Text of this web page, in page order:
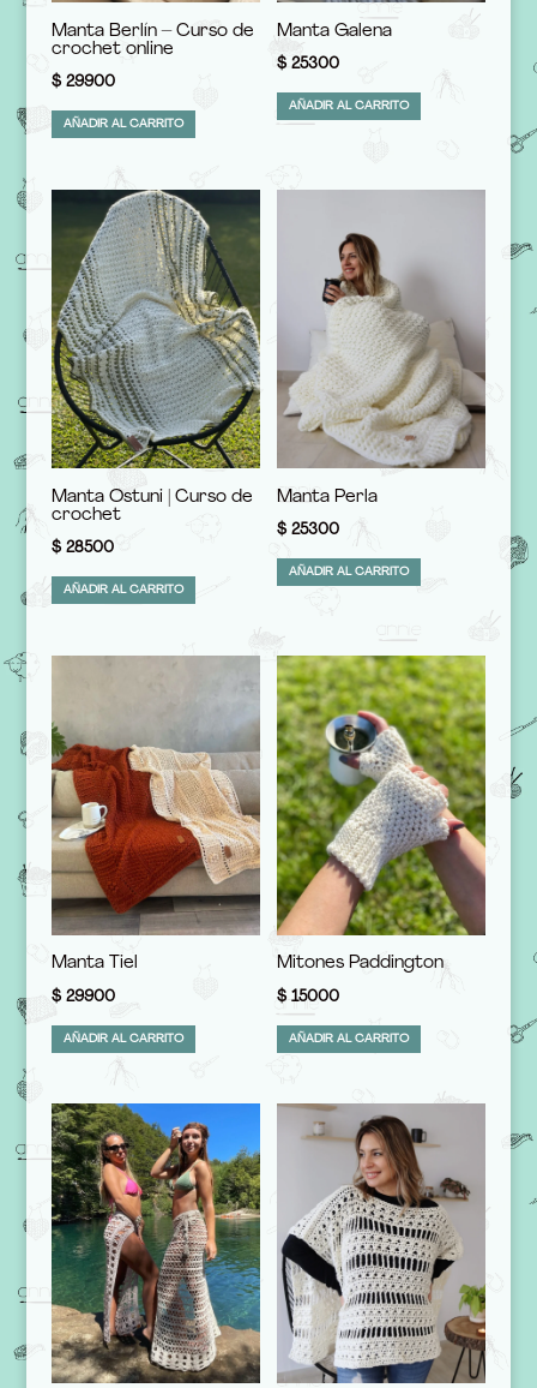
Manta Berlín – Curso de
crochet online
$29900
AÑADIR AL CARRITO
Manta Galena
$ 25300
AÑADIR AL CARRITO
Manta Ostuni | Curso de
crochet
$28500
AÑADIR AL CARRITO
Manta Perla
$ 25300
AÑADIR AL CARRITO
Manta Tiel
$29900
AÑADIR AL CARRITO
Mitones Paddington
$ 15000
AÑADIR AL CARRITO